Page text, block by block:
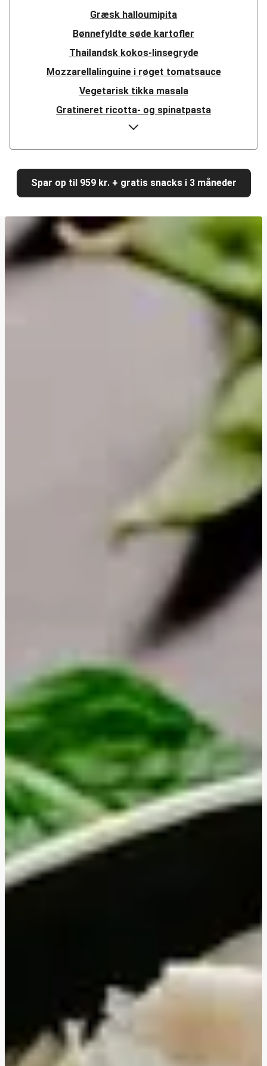
Græsk halloumipita
Bønnefyldte søde kartofler
Thailandsk kokos-linsegryde
Mozzarellalinguine i røget tomatsauce
Vegetarisk tikka masala
Gratineret ricotta- og spinatpasta
Hurtig mexicansk linsegryde
Girasoli i cremet paprikasauce
Græsk halloumisalat
Krydret linse-dhal
Cajunpaneret halloumi
Hurtig misostegt svampegirasoli med kylling
Shawarma med veggiestykker og zucchini
'Cheesy' grøntsagslasagne
Hurtig misostegt svampegirasoli
Middelhavsinspireret gedeost-orzo med kylling
Spar op til 959 kr. + gratis snacks i 3 måneder